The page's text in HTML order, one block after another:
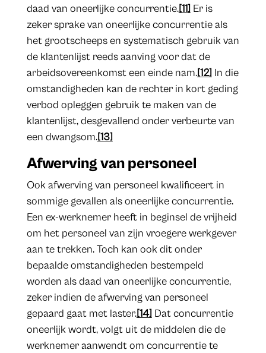
daad van oneerlijke concurrentie.[11] Er is
zeker sprake van oneerlijke concurrentie als
het grootscheeps en systematisch gebruik van
de klantenlijst reeds aanving voor dat de
arbeidsovereenkomst een einde nam.[12] In die
omstandigheden kan de rechter in kort geding
verbod opleggen gebruik te maken van de
klantenlijst, desgevallend onder verbeurte van
een dwangsom.[13]
Afwerving van personeel
Ook afwerving van personeel kwalificeert in
sommige gevallen als oneerlijke concurrentie.
Een ex-werknemer heeft in beginsel de vrijheid
om het personeel van zijn vroegere werkgever
aan te trekken. Toch kan ook dit onder
bepaalde omstandigheden bestempeld
worden als daad van oneerlijke concurrentie,
zeker indien de afwerving van personeel
gepaard gaat met laster.[14] Dat concurrentie
oneerlijk wordt, volgt uit de middelen die de
werknemer aanwendt om concurrentie te